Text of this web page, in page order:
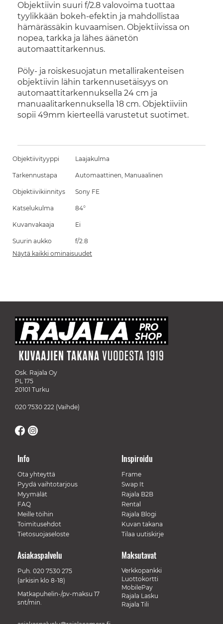
Objektiivin suuri f/2.8 valovoima tuottaa
tyylikkään bokeh-efektin ja mahdollistaa
hämärässäkin kuvaamisen. Objektiivissa on
nopea, tarkka ja lähes äänetön
automaattitarkennus.
Pöly- ja roiskesuojatun metallirakenteisen
objektiivin lähin tarkennusetäisyys on
automaattitarkennuksella 24 cm ja
manuaalitarkennuksella 18 cm. Objektiiviin
sopii 49mm kierteellä varustetut suotimet.
Objektiivityyppi Laajakulma
Tarkennustapa Automaattinen, Manuaalinen
Objektiivikiinnitys Sony FE
Katselukulma 84°
Kuvanvakaaja Ei
Suurin aukko
f/2.8
Näytä kaikki ominaisuudet
Osk. Rajala Oy
PL 175
20101 Turku
020 7530 222 (Vaihde)
Info
Ota yhteyttä
Pyydä vaihtotarjous
Myymälät
FAQ
Meille töihin
Toimitusehdot
Tietosuojaseloste
Inspiroidu
Frame
Swap It
Rajala B2B
Rental
Rajala Blogi
Kuvan takana
Tilaa uutiskirje
Maksutavat
Verkkopankki
Luottokortti
MobilePay
Rajala Lasku
Rajala Tili
Asiakaspalvelu
Puh. 020 7530 275
(arkisin klo 8-18)
Matkapuhelin-/pv-maksu 17
snt/min.